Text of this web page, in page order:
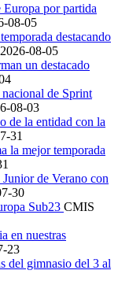
por partida
08-05
destacando
2026-08-05
un destacado
de Sprint
08-03
de la entidad con la
31
la mejor temporada
de Verano con
30
Sub23 CMIS
en nuestras
23
del gimnasio del 3 al